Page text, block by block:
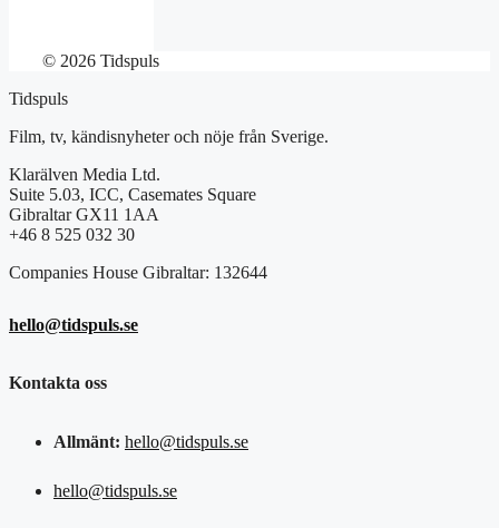
© 2026 Tidspuls
Tidspuls
Film, tv, kändisnyheter och nöje från Sverige.
Klarälven Media Ltd.
Suite 5.03, ICC, Casemates Square
Gibraltar GX11 1AA
+46 8 525 032 30
Companies House Gibraltar: 132644
hello@tidspuls.se
Kontakta oss
Allmänt: hello@tidspuls.se
hello@tidspuls.se